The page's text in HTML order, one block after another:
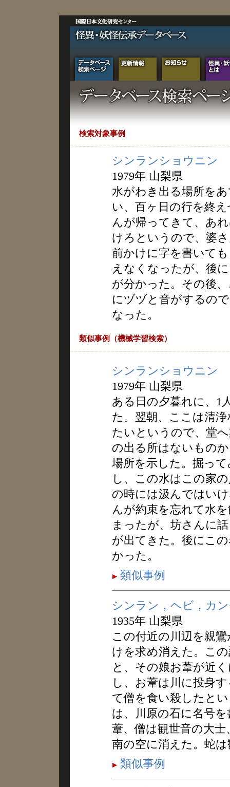
検索対象事例
シンランショウニン
1979年 山梨県
水がわき出る場所を
い、百ヶ日の行を終
んが帰ってきて、あ
けろというので、婆
前かけに字を書いて
えなくなったが、後
が分かった。その後
にヅヅと音がするの
なった。
類似事例（機械学習検索）
シンランショウニン
1979年 山梨県
ある日の夕暮れに、1
た。翌朝、ここは清
たいというので、堂
の出る所はないもの
場所を示した。掘っ
し、この水はこの家
の時には汲んではい
んが約束を忘れて水
まったが、坊さんに
が出てきた。後にこ
かった。
類似事例
シンラン，ヘビ，カ
1935年 山梨県
この付近の川辺を親
けを求め消えた。こ
と、その娘お葦が近
し、お葦は川に投身
て僧を食い殺したと
は、川原の石に名号
葦、僧は観世音の大
南の空に消えた。蛇
類似事例